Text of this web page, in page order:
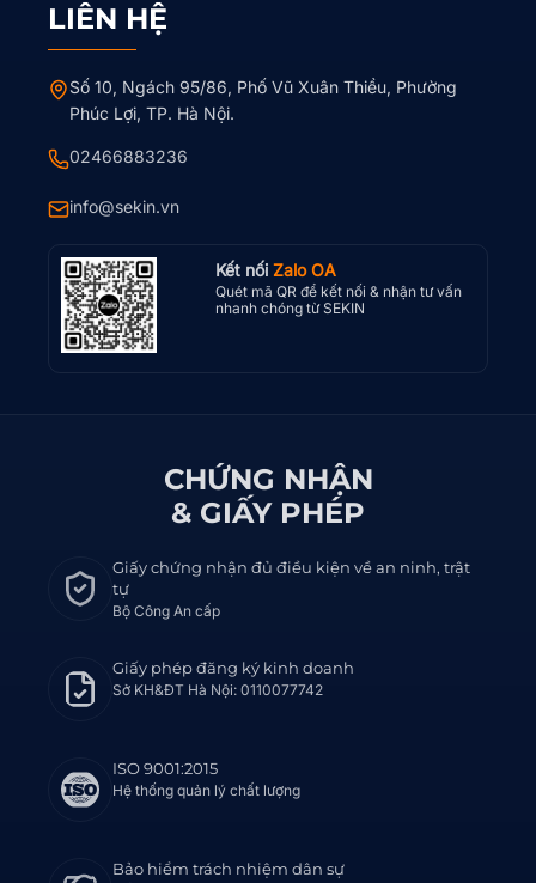
LIÊN HỆ
Số 10, Ngách 95/86, Phố Vũ Xuân Thiều, Phường
Phúc Lợi, TP. Hà Nội.
02466883236
info@sekin.vn
Kết nối Zalo OA
Quét mã QR để kết nối & nhận tư vấn
nhanh chóng từ SEKIN
CHỨNG NHẬN
& GIẤY PHÉP
Giấy chứng nhận đủ điều kiện về an ninh, trật
tự
Bộ Công An cấp
Giấy phép đăng ký kinh doanh
Sở KH&ĐT Hà Nội: 0110077742
ISO 9001:2015
Hệ thống quản lý chất lượng
Bảo hiểm trách nhiệm dân sự